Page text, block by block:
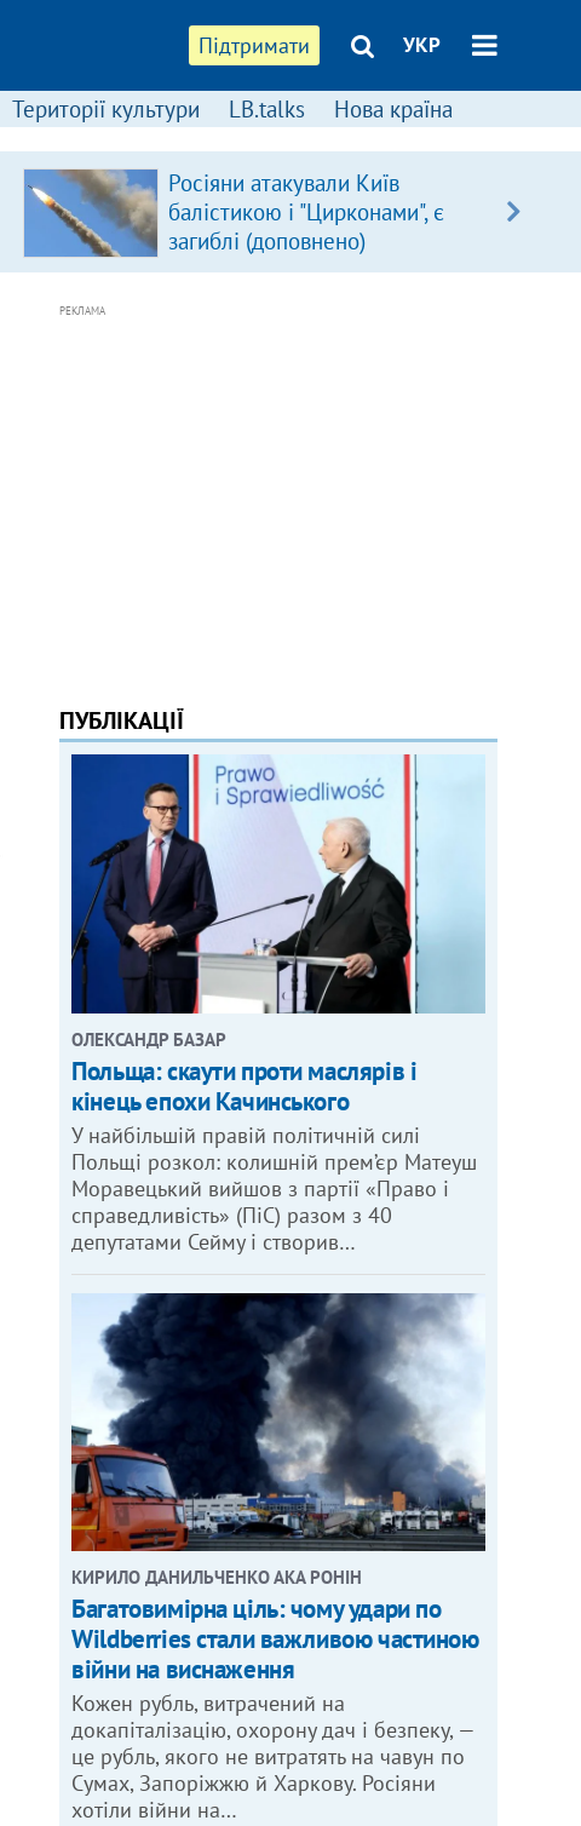
Підтримати УКР
Території культури LB.talks Нова країна
Росіяни атакували Київ
балістикою і "Цирконами", є
загиблі (доповнено)
РЕКЛАМА
ПУБЛІКАЦІЇ
ОЛЕКСАНДР БАЗАР
Польща: скаути проти маслярів і
кінець епохи Качинського
У найбільшій правій політичній силі
Польщі розкол: колишній прем’єр Матеуш
Моравецький вийшов з партії «Право і
справедливість» (ПіС) разом з 40
депутатами Сейму і створив…
КИРИЛО ДАНИЛЬЧЕНКО АКА РОНІН
Багатовимірна ціль: чому удари по
Wildberries стали важливою частиною
війни на виснаження
Кожен рубль, витрачений на
докапіталізацію, охорону дач і безпеку, —
це рубль, якого не витратять на чавун по
Сумах, Запоріжжю й Харкову. Росіяни
хотіли війни на…